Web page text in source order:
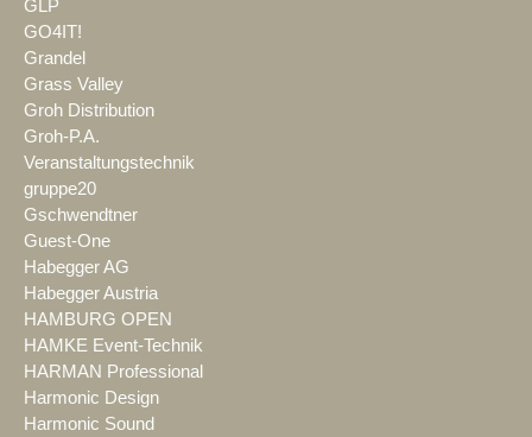
GLP
GO4IT!
Grandel
Grass Valley
Groh Distribution
Groh-P.A.
Veranstaltungstechnik
gruppe20
Gschwendtner
Guest-One
Habegger AG
Habegger Austria
HAMBURG OPEN
HAMKE Event-Technik
HARMAN Professional
Harmonic Design
Harmonic Sound